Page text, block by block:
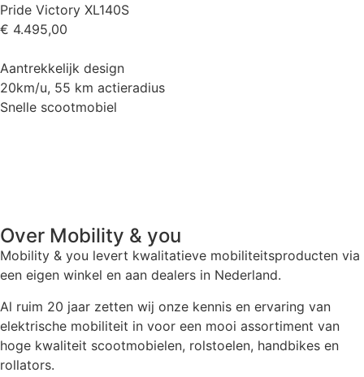
Pride Victory XL140S
€ 4.495,00
Aantrekkelijk design
20km/u, 55 km actieradius
Snelle scootmobiel
Over Mobility & you
Mobility & you levert kwalitatieve mobiliteitsproducten via
een eigen winkel en aan dealers in Nederland.
Al ruim 20 jaar zetten wij onze kennis en ervaring van
elektrische mobiliteit in voor een mooi assortiment van
hoge kwaliteit scootmobielen, rolstoelen, handbikes en
rollators.